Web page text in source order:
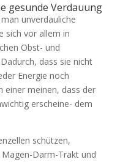
gesunde Verdauung
unverdauliche
sich vor allem in
Obst- und
dass sie nicht
Energie noch
einer meinen, dass der
erscheine- dem
schützen,
Darm-Trakt und